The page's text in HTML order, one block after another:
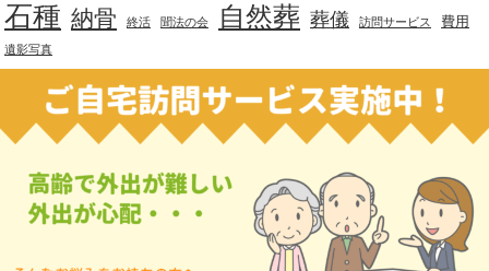
石種 納骨 終活 聞法の会 自然葬 葬儀 訪問サービス 費用
遺影写真